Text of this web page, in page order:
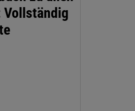
Vollständig